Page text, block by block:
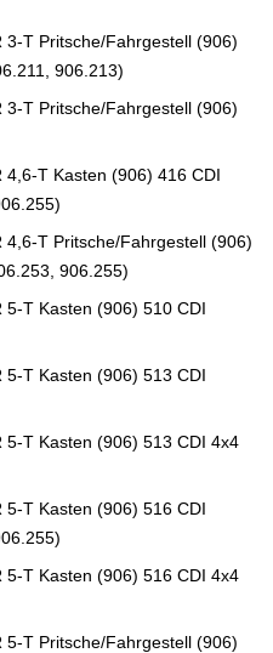
3-T Pritsche/Fahrgestell (906)
906.213)
3-T Pritsche/Fahrgestell (906)
4,6-T Kasten (906) 416 CDI
4,6-T Pritsche/Fahrgestell (906)
906.255)
5-T Kasten (906) 510 CDI
5-T Kasten (906) 513 CDI
5-T Kasten (906) 513 CDI 4x4
5-T Kasten (906) 516 CDI
5-T Kasten (906) 516 CDI 4x4
5-T Pritsche/Fahrgestell (906)